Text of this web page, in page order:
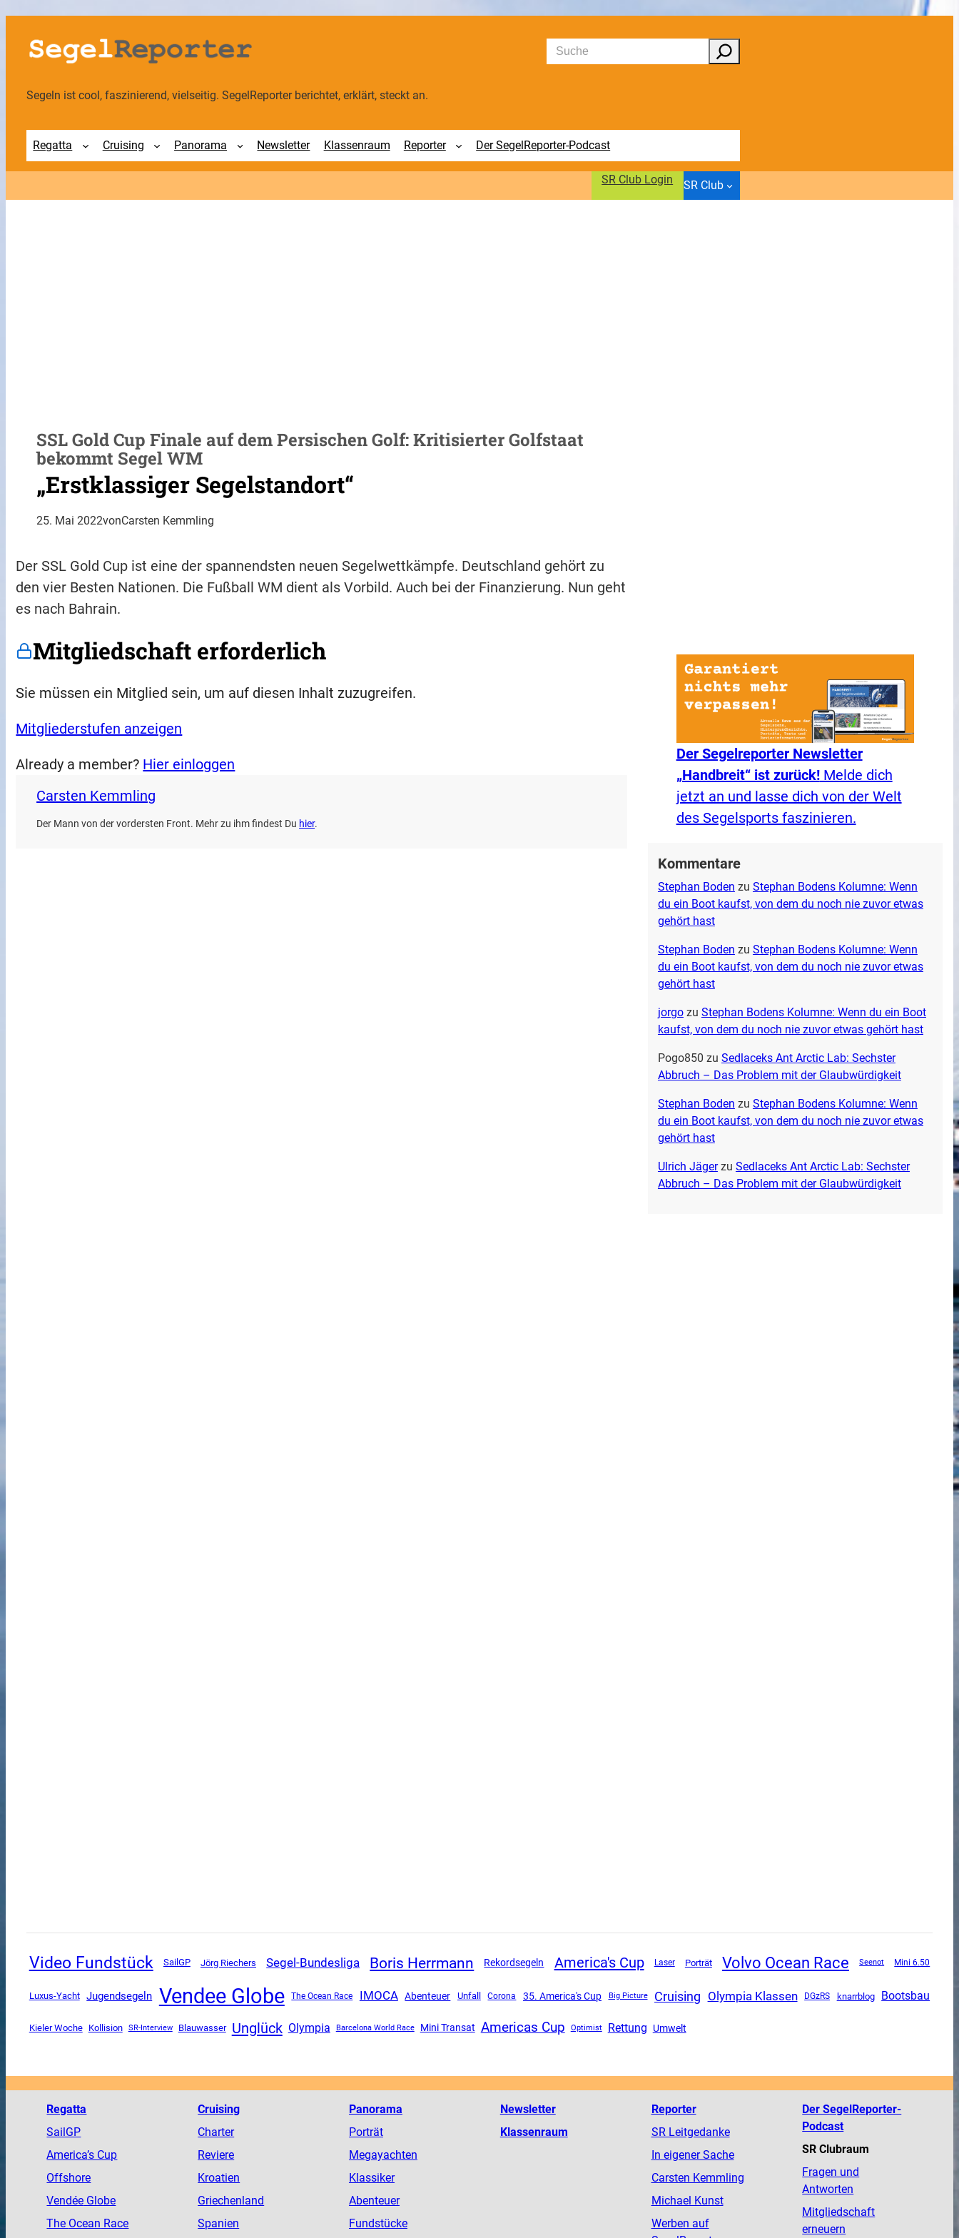
Zum
Inhalt
springen
Suchen
Segeln ist cool, faszinierend, vielseitig. SegelReporter berichtet, erklärt, steckt an.
Regatta Cruising Panorama Newsletter Klassenraum Reporter Der SegelReporter-Podcast
SR Club Login SR Club
SSL Gold Cup Finale auf dem Persischen Golf: Kritisierter Golfstaat
bekommt Segel WM
„Erstklassiger Segelstandort“
25. Mai 2022vonCarsten Kemmling
Der SSL Gold Cup ist eine der spannendsten neuen Segelwettkämpfe. Deutschland gehört zu
den vier Besten Nationen. Die Fußball WM dient als Vorbild. Auch bei der Finanzierung. Nun geht
es nach Bahrain.
Mitgliedschaft erforderlich
Sie müssen ein Mitglied sein, um auf diesen Inhalt zuzugreifen.
Mitgliederstufen anzeigen
Already a member? Hier einloggen
Carsten Kemmling
Der Mann von der vordersten Front. Mehr zu ihm findest Du hier.
Der Segelreporter Newsletter
„Handbreit“ ist zurück!Melde dich
jetzt an und lasse dich von der Welt
des Segelsports faszinieren.
Kommentare
Stephan Boden zu Stephan Bodens Kolumne: Wenn
du ein Boot kaufst, von dem du noch nie zuvor etwas
gehört hast
Stephan Boden zu Stephan Bodens Kolumne: Wenn
du ein Boot kaufst, von dem du noch nie zuvor etwas
gehört hast
jorgozu Stephan Bodens Kolumne: Wenn du ein Boot
kaufst, von dem du noch nie zuvor etwas gehört hast
Pogo850 zu Sedlaceks Ant Arctic Lab: Sechster
Abbruch – Das Problem mit der Glaubwürdigkeit
Stephan Boden zu Stephan Bodens Kolumne: Wenn
du ein Boot kaufst, von dem du noch nie zuvor etwas
gehört hast
Ulrich Jägerzu Sedlaceks Ant Arctic Lab: Sechster
Abbruch – Das Problem mit der Glaubwürdigkeit
Video Fundstück SailGP Jörg Riechers Segel-Bundesliga Boris Herrmann Rekordsegeln America's Cup Laser Porträt Volvo Ocean Race Seenot Mini 6.50
Luxus-Yacht Jugendsegeln Vendee Globe The Ocean Race IMOCA Abenteuer Unfall Corona 35. America's Cup Big Picture Cruising Olympia Klassen DGzRS knarrblog Bootsbau
Kieler Woche Kollision SR-Interview Blauwasser Unglück Olympia Barcelona World Race Mini Transat Americas Cup Optimist Rettung Umwelt
Regatta
SailGP
America’s Cup
Offshore
Vendée Globe
The Ocean Race
Cruising
Charter
Reviere
Kroatien
Griechenland
Spanien
Panorama
Porträt
Megayachten
Klassiker
Abenteuer
Fundstücke
Newsletter
Klassenraum
Reporter
SR Leitgedanke
In eigener Sache
Carsten Kemmling
Michael Kunst
Werben auf
Der SegelReporter-
Podcast
SR Clubraum
Fragen und
Antworten
Mitgliedschaft
erneuern